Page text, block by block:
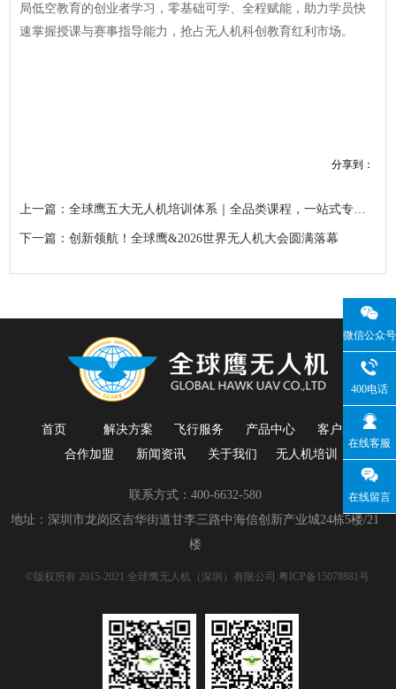
局低空教育的创业者学习，零基础可学、全程赋能，助力学员快
速掌握授课与赛事指导能力，抢占无人机科创教育红利市场。
分享到：
下一篇：创新领航！全球鹰&2026世界无人机大会圆满落幕
微信公众号
400电话
在线客服
在线留言
首页 解决方案 飞行服务 产品中心
客户案例
合作加盟
新闻资讯 关于我们 无人机培训
联系方式：400-6632-580
地址：深圳市龙岗区吉华街道甘李三路中海信创新产业城24栋5楼/21
楼
©版权所有 2015-2021 全球鹰无人机（深圳）有限公司粤ICP备15078881号